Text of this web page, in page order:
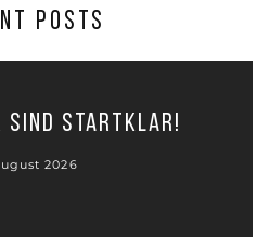
POSTS
sind startklar!
2026